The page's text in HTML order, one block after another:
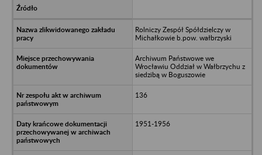
Rolniczy Zespół Spółdzielczy w
Michałkowie b.pow. wałbrzyski
Archiwum Państwowe we
Wrocławiu Oddział w Wałbrzychu z
siedzibą w Boguszowie
136
1951-1956